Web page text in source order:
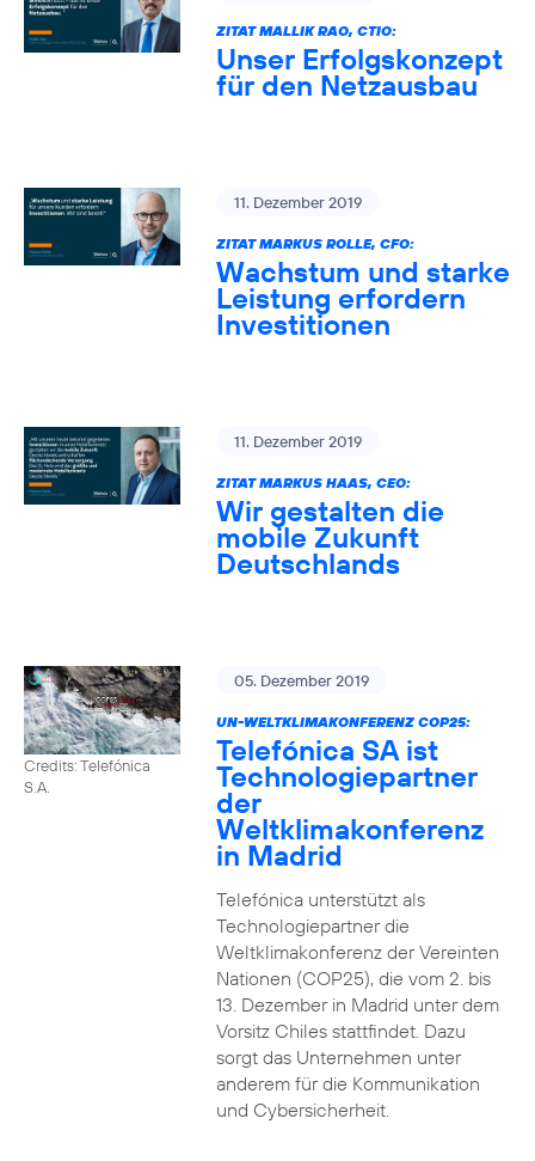
ZITAT MALLIK RAO, CTIO:
Unser Erfolgskonzept
für den Netzausbau
11. Dezember 2019
ZITAT MARKUS ROLLE, CFO:
Wachstum und starke
Leistung erfordern
Investitionen
11. Dezember 2019
ZITAT MARKUS HAAS, CEO:
Wir gestalten die
mobile Zukunft
Deutschlands
Credits: Telefónica
S.A.
05. Dezember 2019
UN-WELTKLIMAKONFERENZ COP25:
Telefónica SA ist
Technologiepartner
der
Weltklimakonferenz
in Madrid
Telefónica unterstützt als
Technologiepartner die
Weltklimakonferenz der Vereinten
Nationen (COP25), die vom 2. bis
13. Dezember in Madrid unter dem
Vorsitz Chiles stattfindet. Dazu
sorgt das Unternehmen unter
anderem für die Kommunikation
und Cybersicherheit.